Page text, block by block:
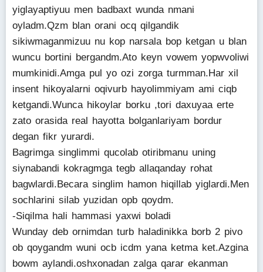
yiglayaptiyuu men badbaxt wunda nmani
oyladm.Qzm blan orani ocq qilgandik
sikiwmaganmizuu nu kop narsala bop ketgan u blan
wuncu bortini bergandm.Ato keyn vowem yopwvoliwi
mumkinidi.Amga pul yo ozi zorga turmman.Har xil
insent hikoyalarni oqivurb hayolimmiyam ami ciqb
ketgandi.Wunca hikoylar borku ,tori daxuyaa erte
zato orasida real hayotta bolganlariyam bordur
degan fikr yurardi.
Bagrimga singlimmi qucolab otiribmanu uning
siynabandi kokragmga tegb allaqanday rohat
bagwlardi.Becara singlim hamon hiqillab yiglardi.Men
sochlarini silab yuzidan opb qoydm.
-Siqilma hali hammasi yaxwi boladi
Wunday deb ornimdan turb haladinikka borb 2 pivo
ob qoygandm wuni ocb icdm yana ketma ket.Azgina
bowm aylandi.oshxonadan zalga qarar ekanman